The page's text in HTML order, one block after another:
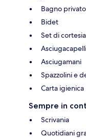
Bagno privato
Bidet
Set di
Asciugacapelli
Asciugamani
Spazzolini e
Carta igienica
Sempre in
Scrivania
Quotidiani